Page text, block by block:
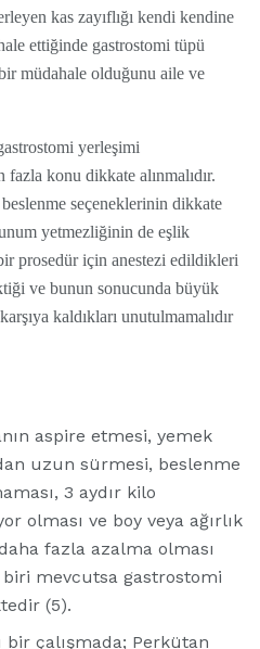
kas zayıflığı kendi kendine
ettiğinde gastrostomi tüpü
müdahale olduğunu aile ve
yerleşimi
konu dikkate alınmalıdır.
seçeneklerinin dikkate
yetmezliğinin de eşlik
prosedür için anestezi edildikleri
ve bunun sonucunda büyük
kaldıkları unutulmamalıdır
aspire etmesi, yemek
uzun sürmesi, beslenme
3 aydır kilo
olması ve boy veya ağırlık
fazla azalma olması
mevcutsa gastrostomi
(5).
bir çalışmada; Perkütan